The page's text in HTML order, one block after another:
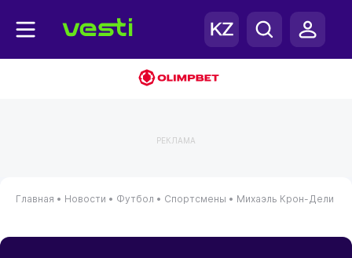
РЕКЛАМА
Главная • Новости • Футбол • Спортсмены • Михаэль Крон-Дели